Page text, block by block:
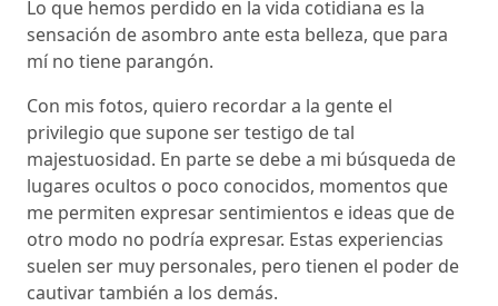
Lo que hemos perdido en la vida cotidiana es la
sensación de asombro ante esta belleza, que para
mí no tiene parangón.
Con mis fotos, quiero recordar a la gente el
privilegio que supone ser testigo de tal
majestuosidad. En parte se debe a mi búsqueda de
lugares ocultos o poco conocidos, momentos que
me permiten expresar sentimientos e ideas que de
otro modo no podría expresar. Estas experiencias
suelen ser muy personales, pero tienen el poder de
cautivar también a los demás.